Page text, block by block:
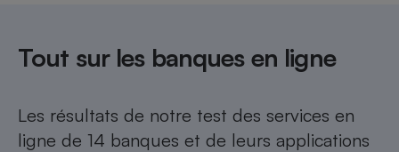
Tout sur les banques en ligne
Les résultats de notre test des services en
ligne de 14 banques et de leurs applications